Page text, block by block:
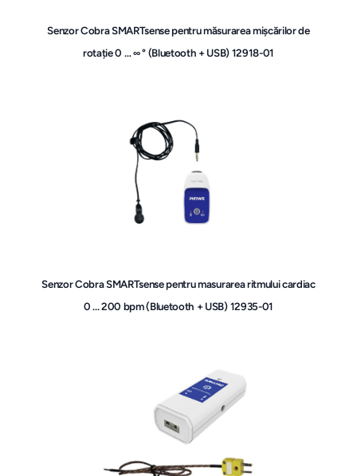
Senzor Cobra SMARTsense pentru măsurarea mișcărilor de
rotație 0 … ∞ ° (Bluetooth + USB) 12918-01
Senzor Cobra SMARTsense pentru masurarea ritmului cardiac
0 ... 200 bpm (Bluetooth + USB) 12935-01